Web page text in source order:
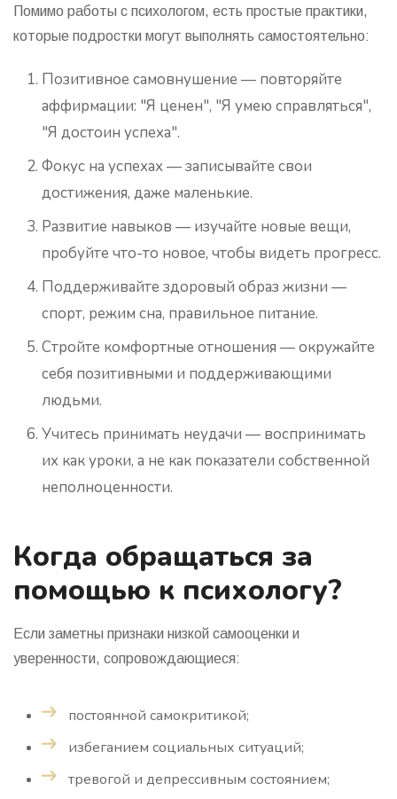
Помимо работы с психологом, есть простые практики,
которые подростки могут выполнять самостоятельно:
Позитивное самовнушение — повторяйте
аффирмации: "Я ценен", "Я умею справляться",
"Я достоин успеха".
Фокус на успехах— записывайте свои
достижения, даже маленькие.
Развитие навыков — изучайте новые вещи,
пробуйте что-то новое, чтобы видеть прогресс.
Поддерживайте здоровый образ жизни —
спорт, режим сна, правильное питание.
Стройте комфортные отношения — окружайте
себя позитивными и поддерживающими
людьми.
Учитесь принимать неудачи — воспринимать
их как уроки, а не как показатели собственной
неполноценности.
Когда обращаться за
помощью к психологу?
Если заметны признаки низкой самооценки и
уверенности, сопровождающиеся:
постоянной самокритикой;
избеганием социальных ситуаций;
тревогой и депрессивным состоянием;